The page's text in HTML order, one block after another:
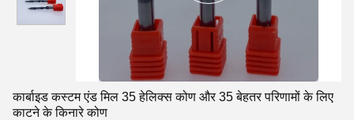
कार्बाइड कस्टम एंड मिल 35 हेलिक्स कोण और 35 बेहतर परिणामों के लिए
काटने के किनारे कोण